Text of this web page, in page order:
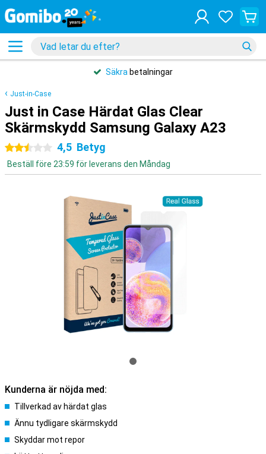
Säkra betalningar
Just-in-Case
Just in Case Härdat Glas Clear
Skärmskydd Samsung Galaxy A23
2.5 stjärnor
4,5 Betyg
Beställ före 23:59 för leverans den Måndag
Kunderna är nöjda med:
Tillverkad av härdat glas
Ännu tydligare skärmskydd
Skyddar mot repor